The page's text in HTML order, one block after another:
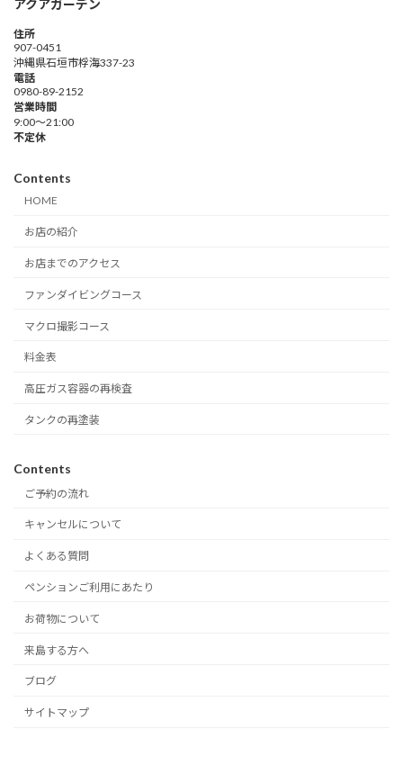
アクアガーデン
住所
907-0451
沖縄県石垣市桴海337-23
電話
0980-89-2152
営業時間
9:00～21:00
不定休
Contents
HOME
お店の紹介
お店までのアクセス
ファンダイビングコース
マクロ撮影コース
料金表
高圧ガス容器の再検査
タンクの再塗装
Contents
ご予約の流れ
キャンセルについて
よくある質問
ペンションご利用にあたり
お荷物について
来島する方へ
ブログ
サイトマップ